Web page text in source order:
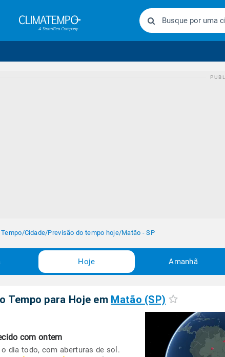
/Cidade/Previsão do tempo hoje/Matão - SP
Hoje Amanhã
Tempo para Hoje em Matão (SP)
com ontem
dia todo, com aberturas de sol.